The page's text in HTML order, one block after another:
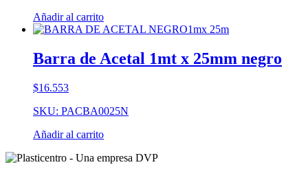
Añadir al carrito
Barra de Acetal 1mt x 25mm negro
$16.553
SKU: PACBA0025N
Añadir al carrito